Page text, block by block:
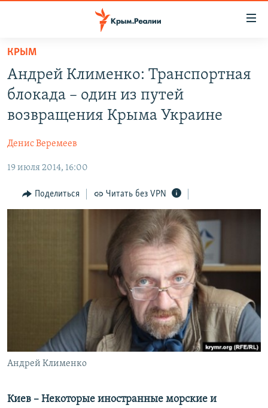
Вернуться
основному
содержанию
главной
навигации
Вернутся
поиску
СПЕЦПРОЕКТЫ
11 ЛЕТ ОККУПАЦИИ КРЫМА. 11 ИСТОРИЙ СОПРОТИВЛЕНИЯ
ЕЩЕ
ИНТЕРАКТИВ
ИНФОГРАФИКА
СОВЕТЫ ПРАВОЗАЩИТНИКОВ
ПОБЕДИТЕЛЕЙ НЕ СУДЯТ?
КРЫМ.НЕПОКОРЕННЫЙ
УКРАИНСКАЯ ПРОБЛЕМА КРЫМА
РАДІО СВОБОДА
КАК ОБОЙТИ БЛОКИРОВКУ
Все сайты RFE/RL
КРЫМ
Андрей Клименко: Транспортная
блокада – один из путей
возвращения Крыма Украине
Денис Веремеев
19 июля 2014, 16:00
Поделиться Читать без VPN
Андрей Клименко
Киев – Некоторые иностранные морские и